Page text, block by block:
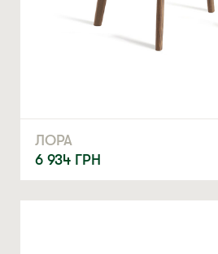
ЛОРА
6 934 ГРН